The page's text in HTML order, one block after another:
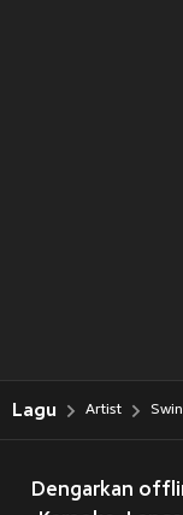
Lagu Artist
Dengarkan